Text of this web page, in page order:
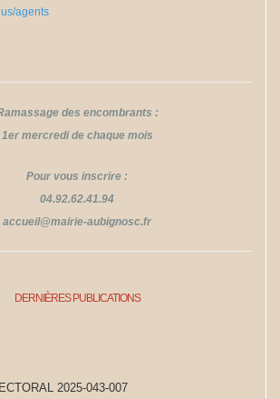
agents
des encombrants :
1er mercredi de chaque mois
Pour vous inscrire :
04.92.62.41.94
​​​​​​​accueil@mairie-aubignosc.fr
DERNIÈRES PUBLICATIONS
2025-043-007